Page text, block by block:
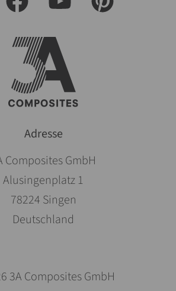
Adresse
Composites GmbH
Alusingenplatz 1
78224 Singen
Deutschland
3A Composites GmbH